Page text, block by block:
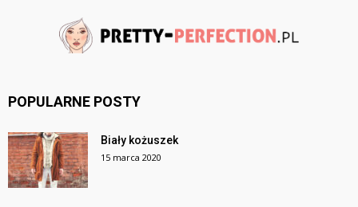
POPULARNE POSTY
Biały kożuszek
15 marca 2020